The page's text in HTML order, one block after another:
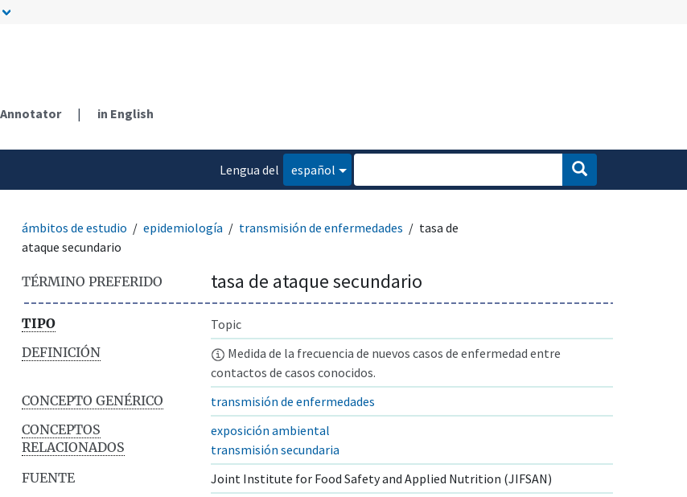
Annotator | in English
Lengua del
español
ámbitos de estudio epidemiología transmisión de enfermedades
tasa de
ataque secundario
TÉRMINO PREFERIDO tasa de ataque secundario
TIPO
Topic
DEFINICIÓN
Medida de la frecuencia de nuevos casos de enfermedad entre
contactos de casos conocidos.
CONCEPTO GENÉRICO
transmisión de enfermedades
CONCEPTOS
RELACIONADOS
exposición ambiental
transmisión secundaria
FUENTE
Joint Institute for Food Safety and Applied Nutrition (JIFSAN)